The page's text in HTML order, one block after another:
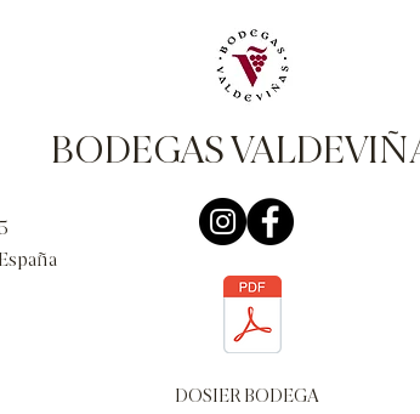
BODEGAS
España
DOSIER BODEGA